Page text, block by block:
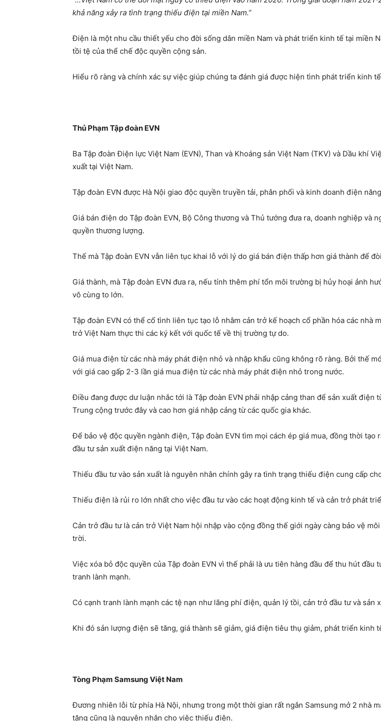
khả năng xảy ra tình trạng thiếu điện tại miền Nam.”
Điện là một nhu cầu thiết yếu cho đời sống dân miền Nam và phát triển kinh tế tại miền
tồi tệ của thể chế độc quyền cộng sản.
Hiểu rõ ràng và chính xác sự việc giúp chúng ta đánh giá được hiện tình phát triển kinh
Thủ Phạm Tập đoàn EVN
Ba Tập đoàn Điện lực Việt Nam (EVN), Than và Khoáng sản Việt Nam (TKV) và Dầu khí
xuất tại Việt Nam.
Tập đoàn EVN được Hà Nội giao độc quyền truyền tải, phân phối và kinh doanh điện
Giá bán điện do Tập đoàn EVN, Bộ Công thương và Thủ tướng đưa ra, doanh nghiệp và
quyền thương lượng.
Thế mà Tập đoàn EVN vẫn liên tục khai lỗ với lý do giá bán điện thấp hơn giá thành để
Giá thành, mà Tập đoàn EVN đưa ra, nếu tính thêm phí tổn môi trường bị hủy hoại ảnh
vô cùng to lớn.
Tập đoàn EVN có thể cố tình liên tục tạo lỗ nhằm cản trở kế hoạch cổ phần hóa các nhà
trở Việt Nam thực thi các ký kết với quốc tế về thị trường tự do.
Giá mua điện từ các nhà máy phát điện nhỏ và nhập khẩu cũng không rõ ràng. Bởi thế
với giá cao gấp 2-3 lần giá mua điện từ các nhà máy phát điện nhỏ trong nước.
Điều đang được dư luận nhắc tới là Tập đoàn EVN phải nhập cảng than để sản xuất điện
Trung cộng trước đây và cao hơn giá nhập cảng từ các quốc gia khác.
Để bảo vệ độc quyền ngành điện, Tập đoàn EVN tìm mọi cách ép giá mua, đồng thời
đầu tư sản xuất điện năng tại Việt Nam.
Thiếu đầu tư vào sản xuất là nguyên nhân chính gây ra tình trạng thiếu điện cung cấp
Thiếu điện là rủi ro lớn nhất cho việc đầu tư vào các hoạt động kinh tế và cản trở phát
Cản trở đầu tư là cản trở Việt Nam hội nhập vào cộng đồng thế giới ngày càng bảo vệ
trời.
Việc xóa bỏ độc quyền của Tập đoàn EVN vì thế phải là ưu tiên hàng đầu để thu hút
tranh lành mạnh.
Có cạnh tranh lành mạnh các tệ nạn như lãng phí điện, quản lý tồi, cản trở đầu tư và sản
Khi đó sản lượng điện sẽ tăng, giá thành sẽ giảm, giá điện tiêu thụ giảm, phát triển kinh
Tòng Phạm Samsung Việt Nam
Đương nhiên lỗi từ phía Hà Nội, nhưng trong một thời gian rất ngắn Samsung mở 2 nhà
tăng cũng là nguyên nhân cho việc thiếu điện.